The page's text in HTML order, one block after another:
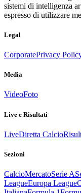
sistemi di intelligenza
espresso di utilizzare
Legal
CorporatePrivacy
Media
VideoFoto
Live e Risultati
LiveDiretta Calcio
Sezioni
CalcioMercatoSerie A
LeagueEuropa League